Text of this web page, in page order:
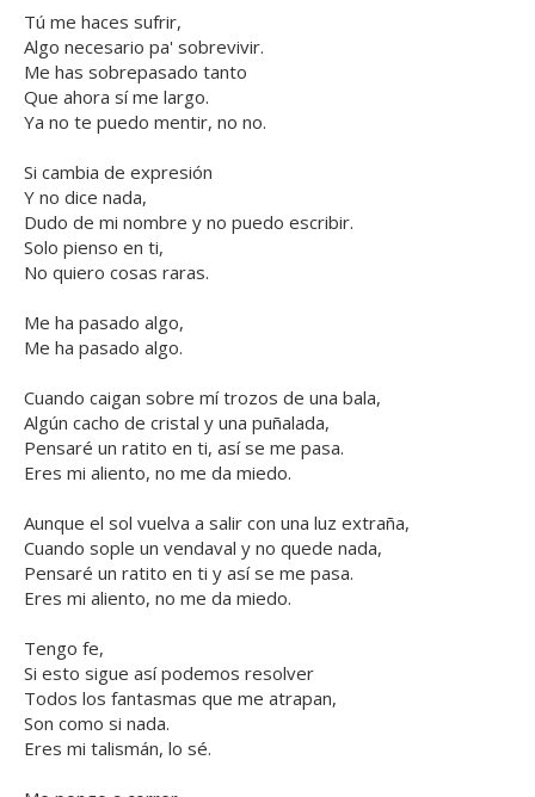
Tú me haces sufrir,
Algo necesario pa' sobrevivir.
Me has sobrepasado tanto
Que ahora sí me largo.
Ya no te puedo mentir, no no.
Si cambia de expresión
Y no dice nada,
Dudo de mi nombre y no puedo escribir.
Solo pienso en ti,
No quiero cosas raras.
Me ha pasado algo,
Me ha pasado algo.
Cuando caigan sobre mí trozos de una bala,
Algún cacho de cristal y una puñalada,
Pensaré un ratito en ti, así se me pasa.
Eres mi aliento, no me da miedo.
Aunque el sol vuelva a salir con una luz extraña,
Cuando sople un vendaval y no quede nada,
Pensaré un ratito en ti y así se me pasa.
Eres mi aliento, no me da miedo.
Tengo fe,
Si esto sigue así podemos resolver
Todos los fantasmas que me atrapan,
Son como si nada.
Eres mi talismán, lo sé.